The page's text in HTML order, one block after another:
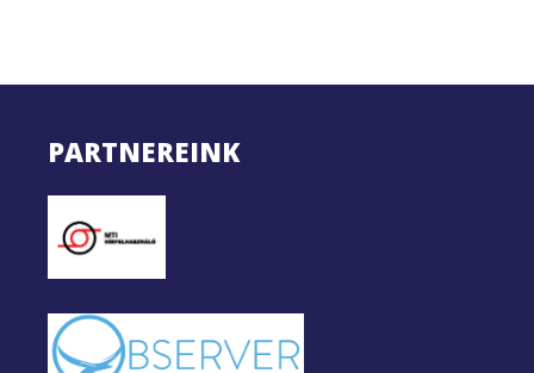
PARTNEREINK